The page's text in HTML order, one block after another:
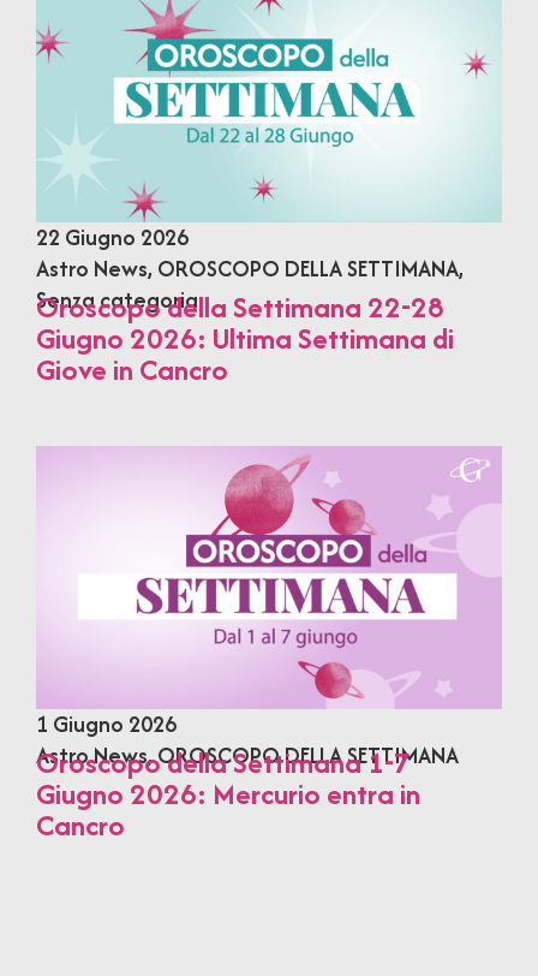
22 Giugno 2026
Astro News, OROSCOPO DELLA SETTIMANA,
Senza categoria
Oroscopo della Settimana 22-28
Giugno 2026: Ultima Settimana di
Giove in Cancro
1 Giugno 2026
Astro News,OROSCOPO DELLA SETTIMANA
Oroscopo della Settimana 1-7
Giugno 2026: Mercurio entra in
Cancro